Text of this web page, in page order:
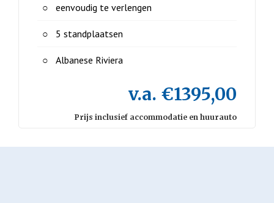
eenvoudig te verlengen
5 standplaatsen
Albanese Riviera
v.a. €1395,00
Prijs inclusief accommodatie en huurauto